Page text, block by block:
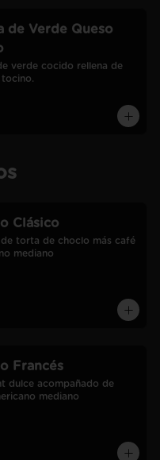
de Verde Queso
verde cocido rellena de
tocino.
Clásico
de torta de choclo más café
mediano
Francés
dulce acompañado de
mediano